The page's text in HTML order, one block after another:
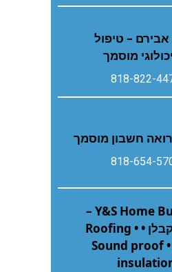
אבירם – טיפול
מוסמך
818-822-
רואה חשבון מוסמך
818-654-
Y&S Home Builders –
חברת קבלן • Roofing •
Sound proof